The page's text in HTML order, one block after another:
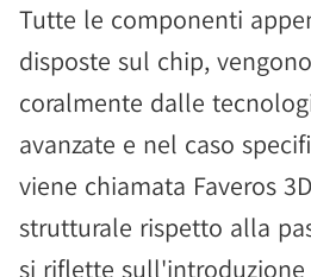
Tutte le componenti
disposte sul chip,
coralmente dalle
avanzate e nel caso
viene chiamata Faveros
strutturale rispetto alla
si riflette